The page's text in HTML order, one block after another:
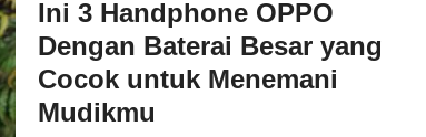
Ini 3 Handphone OPPO
Dengan Baterai Besar yang
Cocok untuk Menemani
Mudikmu